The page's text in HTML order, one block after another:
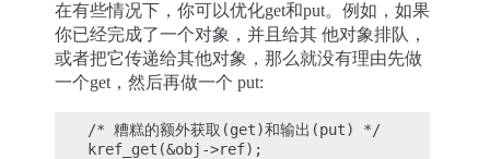
在有些情况下，你可以优化get和put。例如，如果
你已经完成了一个对象，并且给其 他对象排队，
或者把它传递给其他对象，那么就没有理由先做
一个get，然后再做一个 put:
/* 糟糕的额外获取(get)和输出(put) */
kref_get(&obj->ref);